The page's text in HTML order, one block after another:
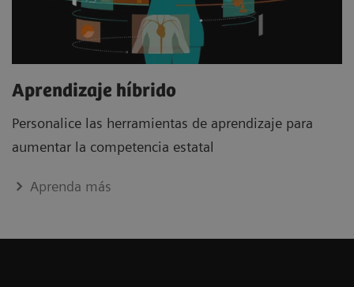
Aprendizaje híbrido
Personalice las herramientas de aprendizaje para
aumentar la competencia estatal
Aprenda más